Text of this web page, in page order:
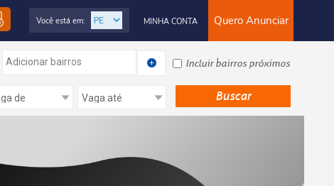
Quero Anunciar
MINHA CONTA
Você está em:
Adicionar bairros Incluir bairros próximos